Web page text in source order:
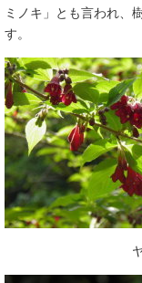
ミノキ」とも言われ、
す。
ヤブウ